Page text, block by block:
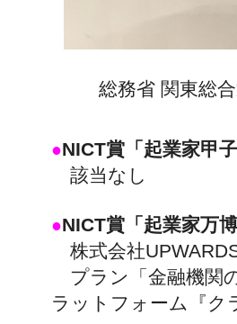
総務省 関東総
●NICT賞「起業家甲
該当なし
●NICT賞「起業家万
株式会社
プラン「金融機関
ラットフォーム『ク